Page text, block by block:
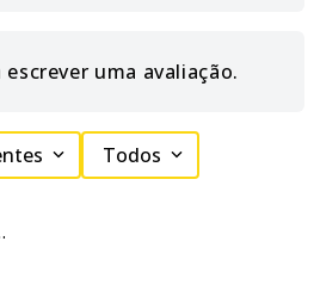
escrever uma avaliação.
Todos